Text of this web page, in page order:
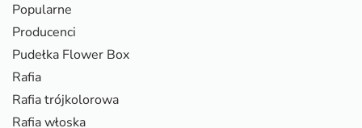
Popularne
Producenci
Pudełka Flower Box
Rafia
Rafia trójkolorowa
Rafia włoska